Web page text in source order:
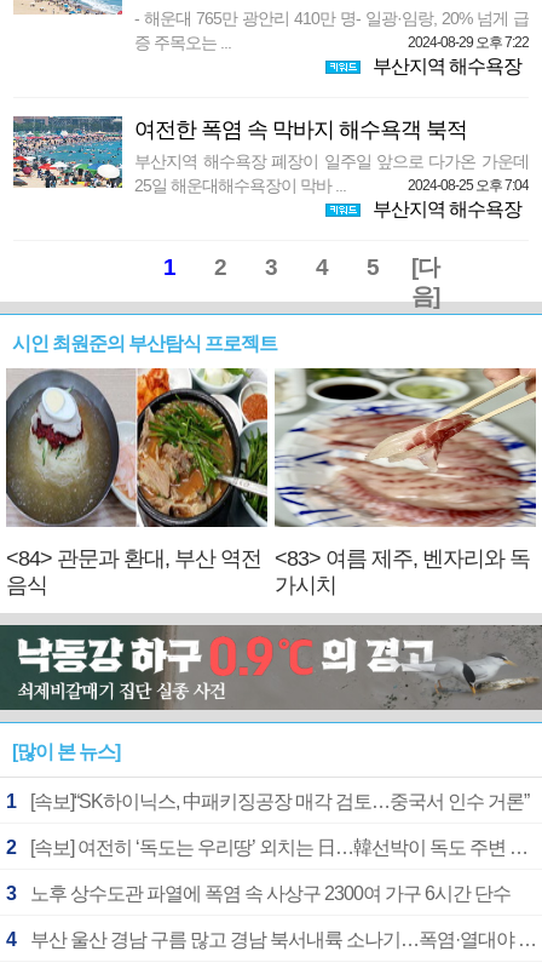
- 해운대 765만 광안리 410만 명- 일광·임랑, 20% 넘게 급
증 주목오는 ...
2024-08-29 오후 7:22
부산지역 해수욕장
여전한 폭염 속 막바지 해수욕객 북적
부산지역 해수욕장 폐장이 일주일 앞으로 다가온 가운데
25일 해운대해수욕장이 막바 ...
2024-08-25 오후 7:04
부산지역 해수욕장
1 2 3 4 5
[다
음]
시인 최원준의 부산탐식 프로젝트
<84> 관문과 환대, 부산 역전
음식
<83> 여름 제주, 벤자리와 독
가시치
[많이 본 뉴스]
1 [속보]“SK하이닉스, 中패키징공장 매각 검토…중국서 인수 거론”
2 [속보] 여전히 ‘독도는 우리땅’ 외치는 日…韓선박이 독도 주변 해양조사 활동하자 반발
3 노후 상수도관 파열에 폭염 속 사상구 2300여 가구 6시간 단수
4 부산 울산 경남 구름 많고 경남 북서내륙 소나기…폭염·열대야 계속